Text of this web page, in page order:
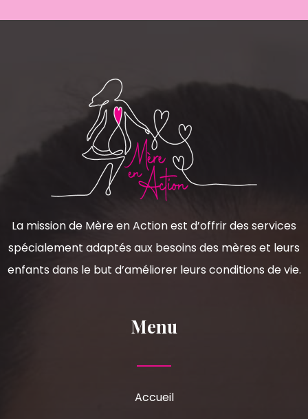
La mission de Mère en Action est d’offrir des services
spécialement adaptés aux besoins des mères et leurs
enfants dans le but d’améliorer leurs conditions de vie.
Menu
Accueil